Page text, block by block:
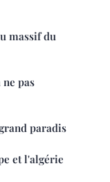
massif du
pas
paradis
et l'algérie